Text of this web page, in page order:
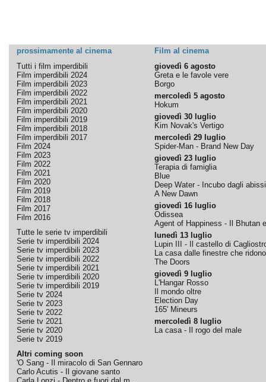
prossimamente al cinema
Film al cinema
Tutti i film imperdibili
Film imperdibili 2024
Film imperdibili 2023
Film imperdibili 2022
Film imperdibili 2021
Film imperdibili 2020
Film imperdibili 2019
Film imperdibili 2018
Film imperdibili 2017
Film 2024
Film 2023
Film 2022
Film 2021
Film 2020
Film 2019
Film 2018
Film 2017
Film 2016
Tutte le serie tv imperdibili
Serie tv imperdibili 2024
Serie tv imperdibili 2023
Serie tv imperdibili 2022
Serie tv imperdibili 2021
Serie tv imperdibili 2020
Serie tv imperdibili 2019
Serie tv 2024
Serie tv 2023
Serie tv 2022
Serie tv 2021
Serie tv 2020
Serie tv 2019
Altri coming soon
'O Sang - Il miracolo di San Gennaro
Carlo Acutis - Il giovane santo
giovedì 6 agosto
Greta e le favole vere
Borgo
mercoledì 5 agosto
Hokum
giovedì 30 luglio
Kim Novak's Vertigo
mercoledì 29 luglio
Spider-Man - Brand New Day
giovedì 23 luglio
Terapia di famiglia
Blue
Deep Water - Incubo dagli abissi
A New Dawn
giovedì 16 luglio
Odissea
Agent of Happiness - Il Bhutan
lunedì 13 luglio
Lupin III - Il castello di
La casa dalle finestre che ridono
The Doors
giovedì 9 luglio
L'Hangar Rosso
Il mondo oltre
Election Day
165' Mineurs
mercoledì 8 luglio
La casa - Il rogo del male